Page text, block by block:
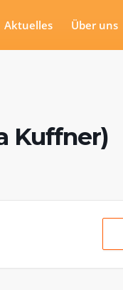
Aktuelles Über uns
Kuffner)